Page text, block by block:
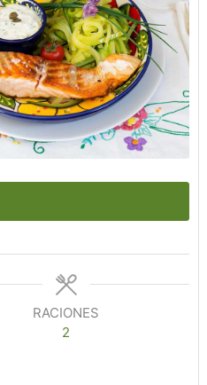
RACIONES
2